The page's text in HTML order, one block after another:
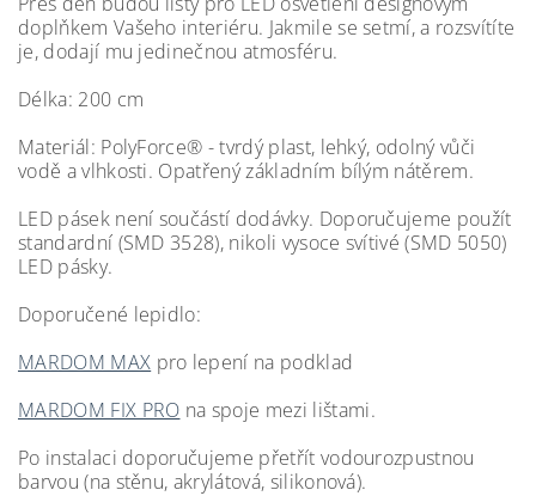
doplňkem Vašeho interiéru. Jakmile se setmí, a rozsvítíte
je, dodají mu jedinečnou atmosféru.
Délka: 200 cm
Materiál: PolyForce® - tvrdý plast, lehký, odolný vůči
vodě a vlhkosti. Opatřený základním bílým nátěrem.
LED pásek není součástí dodávky. Doporučujeme použít
standardní (SMD 3528), nikoli vysoce svítivé (SMD 5050)
LED pásky.
Doporučené lepidlo:
MARDOM MAX pro lepení na podklad
MARDOM FIX PRO na spoje mezi lištami.
Po instalaci doporučujeme přetřít vodourozpustnou
barvou (na stěnu, akrylátová, silikonová).